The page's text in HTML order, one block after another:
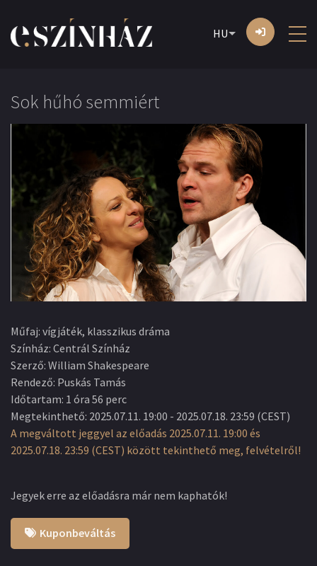
HU
Sok hűhó semmiért
Műfaj: vígjáték, klasszikus dráma
Színház: Centrál Színház
Szerző: William Shakespeare
Rendező: Puskás Tamás
Időtartam: 1 óra 56 perc
Megtekinthető: 2025.07.11. 19:00 - 2025.07.18. 23:59 (CEST)
A megváltott jeggyel az előadás 2025.07.11. 19:00 és
2025.07.18. 23:59 (CEST) között tekinthető meg, felvételről!
Jegyek erre az előadásra már nem kaphatók!
Kuponbeváltás